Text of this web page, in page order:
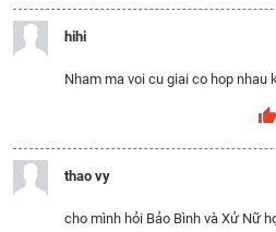
hihi
Nham ma voi cu giai co hop nhau
thao vy
cho mình hỏi Bảo Bình và Xử Nữ